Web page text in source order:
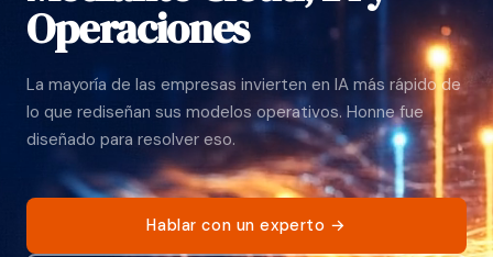
Operaciones
La mayoría de las empresas invierten en IA más rápido de
lo que rediseñan sus modelos operativos. Honne fue
diseñado para resolver eso.
Hablar con un experto